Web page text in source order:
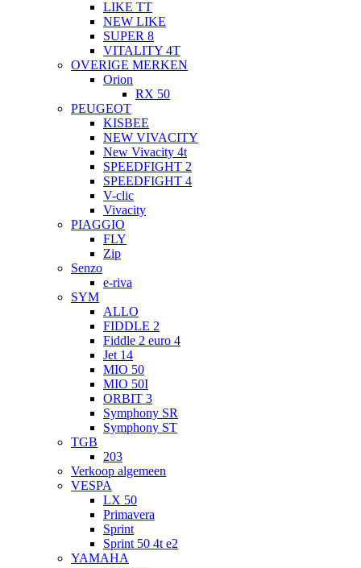
LIKE TT
NEW LIKE
SUPER 8
VITALITY 4T
OVERIGE MERKEN
Orion
RX 50
PEUGEOT
KISBEE
NEW VIVACITY
New Vivacity 4t
SPEEDFIGHT 2
SPEEDFIGHT 4
V-clic
Vivacity
PIAGGIO
FLY
Zip
Senzo
e-riva
SYM
ALLO
FIDDLE 2
Fiddle 2 euro 4
Jet 14
MIO 50
MIO 50I
ORBIT 3
Symphony SR
Symphony ST
TGB
203
Verkoop algemeen
VESPA
LX 50
Primavera
Sprint
Sprint 50 4t e2
YAMAHA